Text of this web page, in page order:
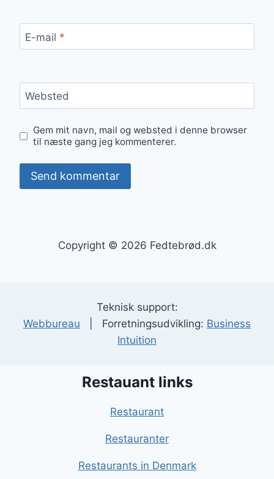
E-mail *
Websted
Gem mit navn, mail og websted i denne browser
til næste gang jeg kommenterer.
Copyright © 2026 Fedtebrød.dk
Teknisk support:
Webbureau | Forretningsudvikling: Business
Intuition
Restauant links
Restaurant
Restauranter
Restaurants in Denmark